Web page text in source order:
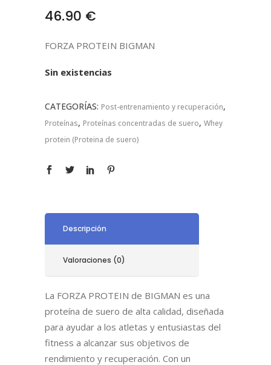
46.90 €
FORZA PROTEIN BIGMAN
Sin existencias
CATEGORÍAS: Post-entrenamiento y recuperación,
Proteínas, Proteínas concentradas de suero, Whey
protein (Proteina de suero)
Descripción
Valoraciones (0)
La FORZA PROTEIN de BIGMAN es una
proteína de suero de alta calidad, diseñada
para ayudar a los atletas y entusiastas del
fitness a alcanzar sus objetivos de
rendimiento y recuperación. Con un